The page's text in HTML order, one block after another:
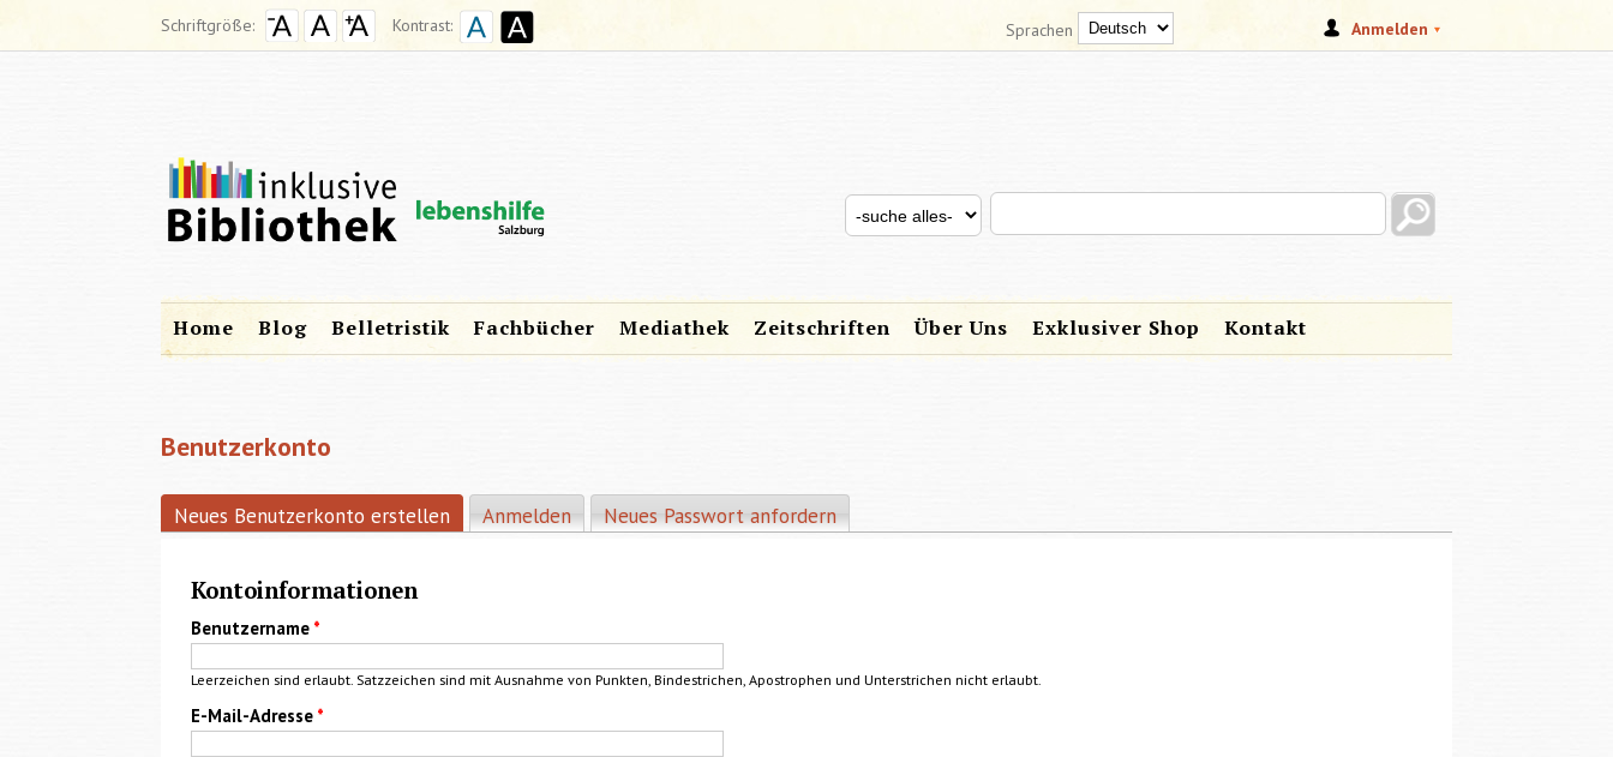
Schriftgröße: Kontrast: Anmelden
Sprachen
SUCHFORMULAR
Search this site
Search for
Home Blog Belletristik Fachbücher Mediathek Zeitschriften Über Uns Exklusiver Shop Kontakt
Benutzerkonto
HAUPT-REITER
Neues Benutzerkonto erstellen (aktiver Reiter)
Anmelden Neues Passwort anfordern
Kontoinformationen
Benutzername *
Leerzeichen sind erlaubt. Satzzeichen sind mit Ausnahme von Punkten, Bindestrichen, Apostrophen und Unterstrichen nicht erlaubt.
E-Mail-Adresse *